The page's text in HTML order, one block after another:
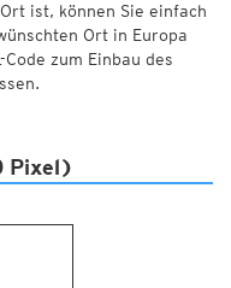
ist, können Sie einfach
Ort in Europa
zum Einbau des
Pixel)